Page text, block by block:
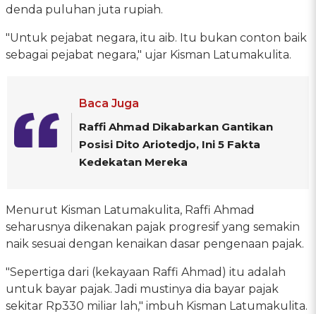
denda puluhan juta rupiah.
"Untuk pejabat negara, itu aib. Itu bukan conton baik
sebagai pejabat negara," ujar Kisman Latumakulita.
Baca Juga
Raffi Ahmad Dikabarkan Gantikan
Posisi Dito Ariotedjo, Ini 5 Fakta
Kedekatan Mereka
Menurut Kisman Latumakulita, Raffi Ahmad
seharusnya dikenakan pajak progresif yang semakin
naik sesuai dengan kenaikan dasar pengenaan pajak.
"Sepertiga dari (kekayaan Raffi Ahmad) itu adalah
untuk bayar pajak. Jadi mustinya dia bayar pajak
sekitar Rp330 miliar lah," imbuh Kisman Latumakulita.